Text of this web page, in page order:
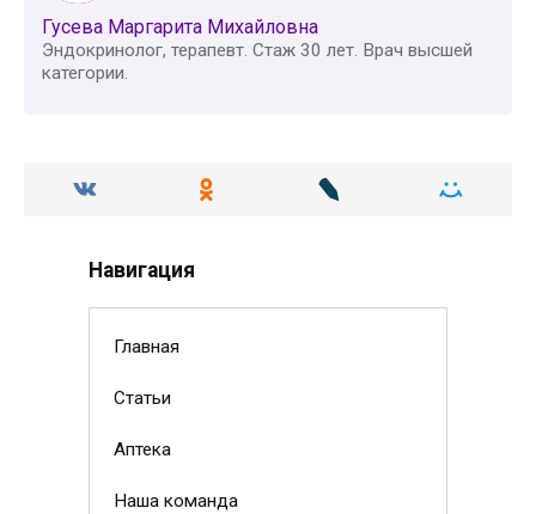
Гусева Маргарита Михайловна
Эндокринолог, терапевт. Стаж 30 лет. Врач высшей
категории.
Навигация
Главная
Статьи
Аптека
Наша команда